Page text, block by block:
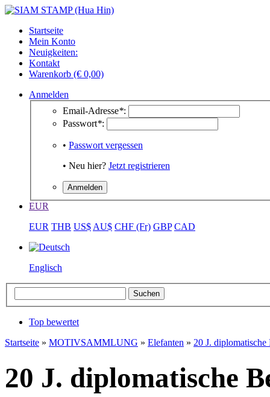
Startseite
Mein Konto
Neuigkeiten:
Kontakt
Warenkorb (€ 0,00)
Anmelden
Email-Adresse*:
Passwort*:
• Passwort vergessen
• Neu hier? Jetzt registrieren
EUR
EUR THB US$ AU$ CHF (Fr) GBP CAD
Englisch
Top bewertet
Startseite » MOTIVSAMMLUNG » Elefanten » 20 J.
20 J. diplomatische